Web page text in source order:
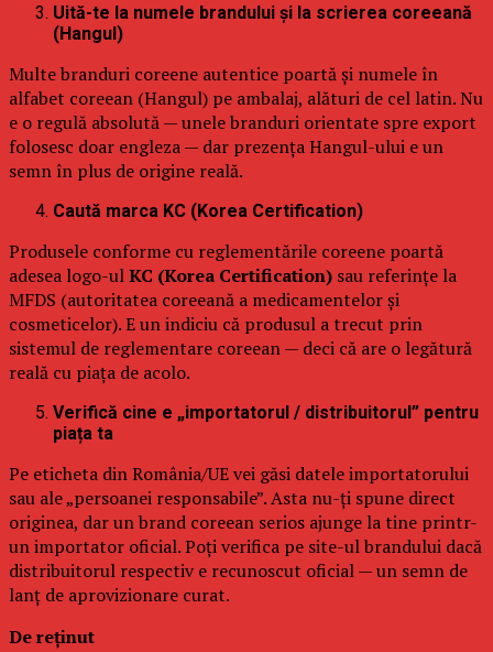
Uită-te la numele brandului și la scrierea coreeană
(Hangul)
Multe branduri coreene autentice poartă și numele în
alfabet coreean (Hangul) pe ambalaj, alături de cel latin. Nu
e o regulă absolută — unele branduri orientate spre export
folosesc doar engleza — dar prezența Hangul-ului e un
semn în plus de origine reală.
Caută marca KC (Korea Certification)
Produsele conforme cu reglementările coreene poartă
adesea logo-ulKC (Korea Certification) sau referințe la
MFDS (autoritatea coreeană a medicamentelor și
cosmeticelor). E un indiciu că produsul a trecut prin
sistemul de reglementare coreean — deci că are o legătură
reală cu piața de acolo.
Verifică cine e „importatorul / distribuitorul” pentru
piața ta
Pe eticheta din România/UE vei găsi datele importatorului
sau ale „persoanei responsabile”. Asta nu-ți spune direct
originea, dar un brand coreean serios ajunge la tine printr-
un importator oficial. Poți verifica pe site-ul brandului dacă
distribuitorul respectiv e recunoscut oficial — un semn de
lanț de aprovizionare curat.
De reținut